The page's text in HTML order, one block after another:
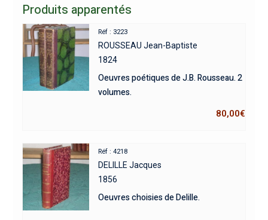
Produits apparentés
Réf : 3223
ROUSSEAU Jean-Baptiste
1824
Oeuvres poétiques de J.B. Rousseau. 2
volumes.
80,00€
Réf : 4218
DELILLE Jacques
1856
Oeuvres choisies de Delille.